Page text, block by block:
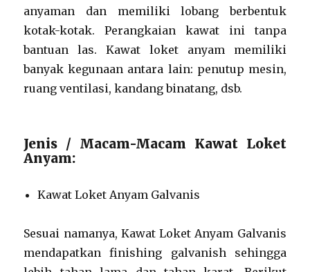
anyaman dan memiliki lobang berbentuk
kotak-kotak. Perangkaian kawat ini tanpa
bantuan las. Kawat loket anyam memiliki
banyak kegunaan antara lain: penutup mesin,
ruang ventilasi, kandang binatang, dsb.
Jenis / Macam-Macam Kawat Loket
Anyam:
Kawat Loket Anyam Galvanis
Sesuai namanya, Kawat Loket Anyam Galvanis
mendapatkan finishing galvanish sehingga